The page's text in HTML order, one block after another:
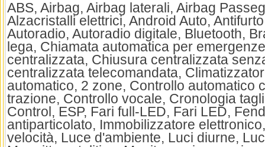
ABS, Airbag, Airbag laterali, Airbag
Alzacristalli elettrici, Android Auto,
Autoradio, Autoradio digitale, Bluetooth,
lega, Chiamata automatica per
centralizzata, Chiusura centralizzata
centralizzata telecomandata,
automatico, 2 zone, Controllo automatico
trazione, Controllo vocale, Cronologia
Control, ESP, Fari full-LED, Fari LED,
antiparticolato, Immobilizzatore
velocità, Luce d'ambiente, Luci diurne,